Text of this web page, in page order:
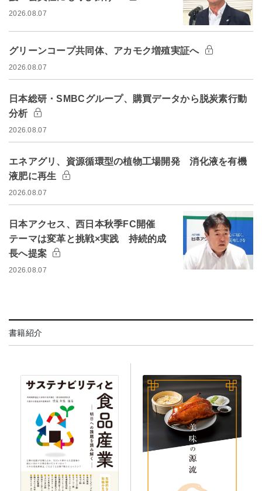
2026.08.07
グリーンコープ共同体、アカモク増殖実証へ
2026.08.07
日本総研・SMBCグループ、購買データから脱炭素行動
分析
2026.08.07
エネアグリ、資源循環型の植物工場開発 消化液を有機
液肥に再生
2026.08.07
日本アクセス、西日本秋季FC開催
テーマは変革と挑戦×実践 持続的成
長へ提案
2026.08.07
書籍紹介